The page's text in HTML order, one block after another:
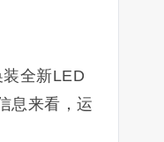
全新LED
息来看，运